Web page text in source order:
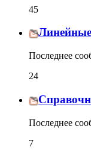
45
Последнее
24
Последнее
7